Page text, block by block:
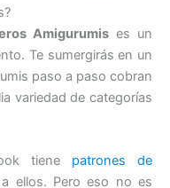
Amigurumises un
Te sumergirás en un
paso a paso cobran
variedad de categorías
tiene patrones de
ellos. Pero eso no es